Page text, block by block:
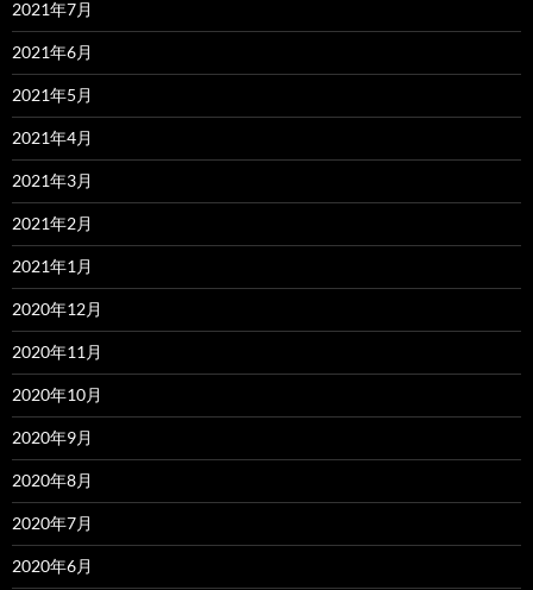
2021年7月
2021年6月
2021年5月
2021年4月
2021年3月
2021年2月
2021年1月
2020年12月
2020年11月
2020年10月
2020年9月
2020年8月
2020年7月
2020年6月